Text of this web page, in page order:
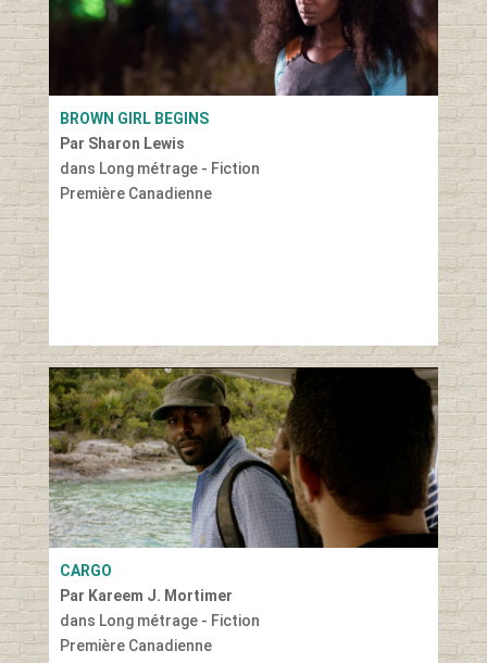
BROWN GIRL BEGINS
Par Sharon Lewis
dans Long métrage - Fiction
Première Canadienne
CARGO
Par Kareem J. Mortimer
dans Long métrage - Fiction
Première Canadienne